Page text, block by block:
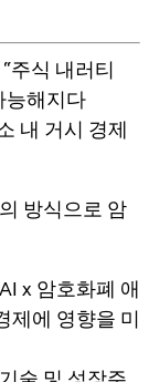
주식 내러티
능해지다
내 거시 경제
방식으로 암
x 암호화폐 애
제에 영향을 미